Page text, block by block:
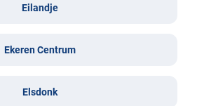
Eilandje
Ekeren Centrum
Elsdonk